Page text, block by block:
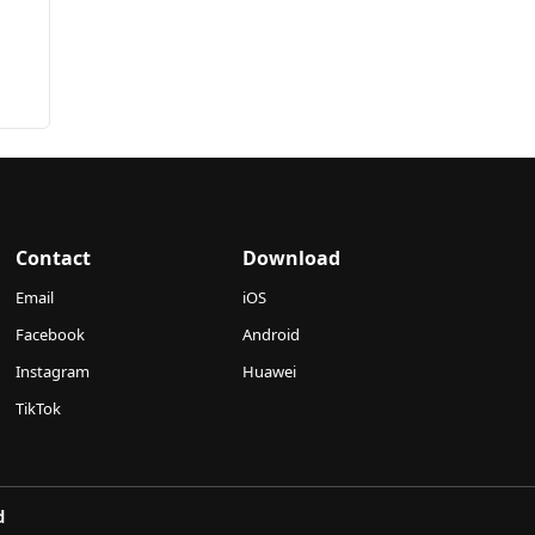
Contact
Email
Facebook
Instagram
TikTok
Download
iOS
Android
Huawei